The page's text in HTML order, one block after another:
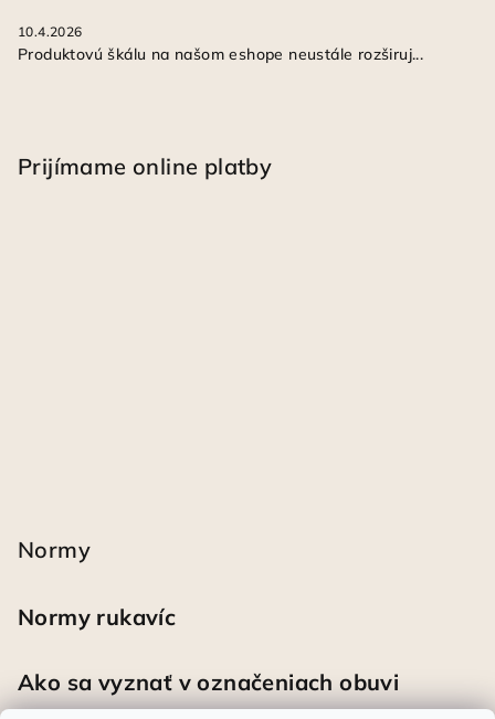
10.4.2026
Produktovú škálu na našom eshope neustále rozširuj...
Prijímame online platby
Normy
Normy rukavíc
Ako sa vyznať v označeniach obuvi